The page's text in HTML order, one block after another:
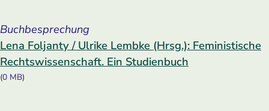
Buchbesprechung
Lena Foljanty / Ulrike Lembke (Hrsg.): Feministische
Rechtswissenschaft. Ein Studienbuch
(0 MB)